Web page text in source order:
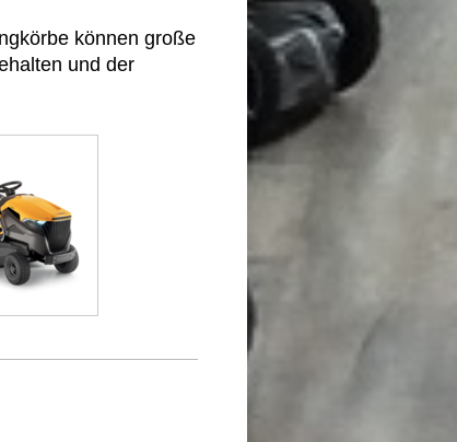
können große
und der